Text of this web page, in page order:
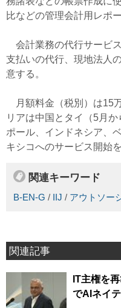
比などの管理会計用レポ
会計業務の代行サービ
支払いの代行、現地法人
意する。
月額料金（税別）は15
リアは中国とタイ（5月
ポール、インドネシア、
キシコへのサービス開始
関連キーワード
B-EN-G / IIJ / アウトソー
関連記事
IT主権を
でAIネイ